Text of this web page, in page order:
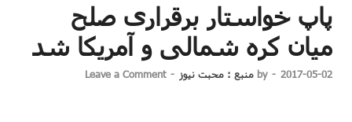
پاپ خواستار برقراری صلح
میان کره شمالی و آمریکا شد
2017-05-02
-
by منبع : محبت نیوز -
Leave a Comment